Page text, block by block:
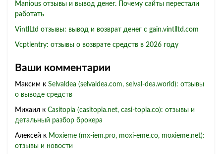
Manious отзывы и вывод денег. Почему сайты перестали
работать
VintlLtd отзывы: вывод и возврат денег с gain.vintlltd.com
Vcptlentry: отзывы о возврате средств в 2026 году
Ваши комментарии
Максим к Selvaldea (selvaldea.com, selval-dea.world): отзывы
о выводе средств
Михаил к Casitopia (casitopia.net, casi-topia.co): отзывы и
детальный разбор брокера
Алексей к Moxieme (mx-iem.pro, moxi-eme.co, moxieme.net):
отзывы и новости